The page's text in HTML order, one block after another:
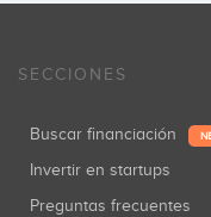
SECCIONES
Buscar financiación
Invertir en startups
Preguntas frecuentes